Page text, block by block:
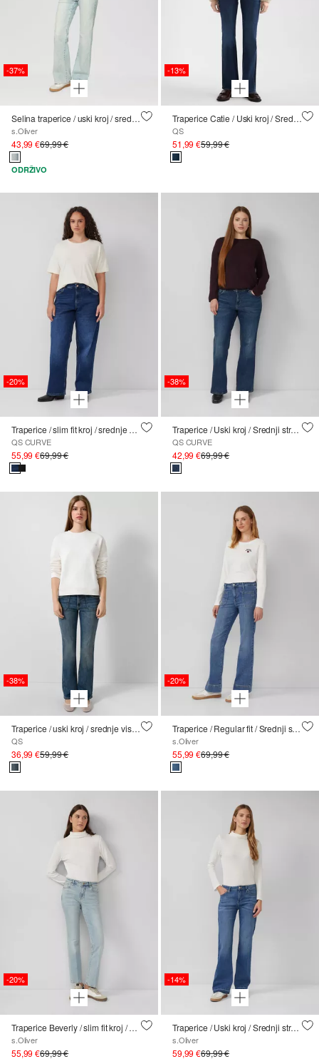
-37%
Selina traperice / uski kroj / srednji struk / proširene nogavice
s.Oliver
43,99 €69,99 €
ODRŽIVO
-13%
Traperice Catie / Uski kroj / Srednji struk / Nogavice s kratkim rukavima
QS
51,99 €59,99 €
-20%
Traperice / slim fit kroj / srednje visoki struk / široke nogavice/ superstretch
QS CURVE
55,99 €69,99 €
-38%
Traperice / Uski kroj / Srednji struk / Nogavice s kratkim rukavima
QS CURVE
42,99 €69,99 €
-38%
Traperice / uski kroj / srednje visoki struk / regularne nogavice
QS
36,99 €59,99 €
-20%
Traperice / Regular fit / Srednji struk / Zupčaste nogavice / Našiveni džepovi
s.Oliver
55,99 €69,99 €
-20%
Traperice Beverly / slim fit kroj / srednje visoki struk / bootcut nogavice
s.Oliver
55,99 €69,99 €
-14%
Traperice / Uski kroj / Srednji struk / Zupčaste nogavice / Otvoreni rub
s.Oliver
59,99 €69,99 €